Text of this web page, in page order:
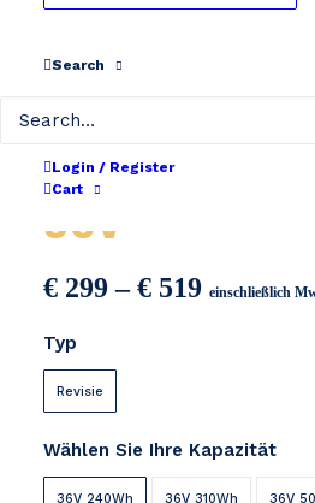
Search
Login / Register
Cart
Mate Bike /
36V
€ 299 –€ 519 einschließlich
Typ
Revisie
Wählen Sie Ihre Kapazität
36V 240Wh 36V 310Wh 36V